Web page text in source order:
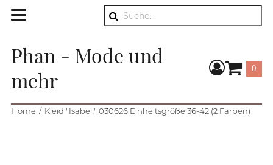
Phan - Mode und
mehr
0
Home Kleid "Isabell" 030626 Einheitsgröße 36-42 (2 Farben)